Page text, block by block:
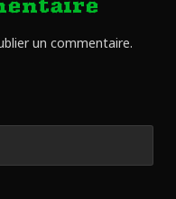
un commentaire.